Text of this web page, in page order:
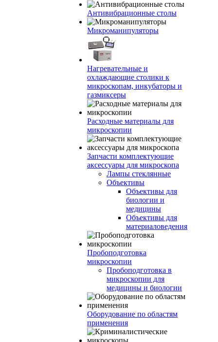
Антивибрационные столы
Микроманипуляторы
Нагревательные и
охлаждающие столики к
микроскопам, инкубаторы и
газмиксеры
Расходные материалы для
микроскопии
Запчасти комплектующие
аксессуары для микроскопа
Лампы стеклянные
Объективы
Объективы для
биологии и
медицины
Объективы для
материаловедения
Пробоподготовка
микроскопии
Пробоподготовка в
микроскопии для
медицины и биологии
Оборудование по областям
применения